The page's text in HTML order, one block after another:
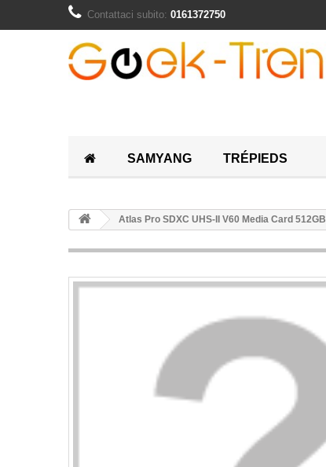
Contattaci subito: 0161372750
SAMYANG TRÉPIEDS
Atlas Pro SDXC UHS-II V60 Media Card 512GB